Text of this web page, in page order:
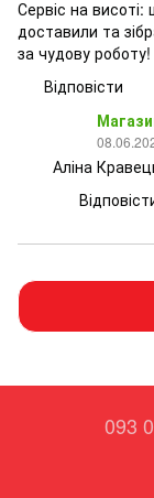
Сервіс на
доставили та
за чудову роботу!
Відповісти
Аліна
093